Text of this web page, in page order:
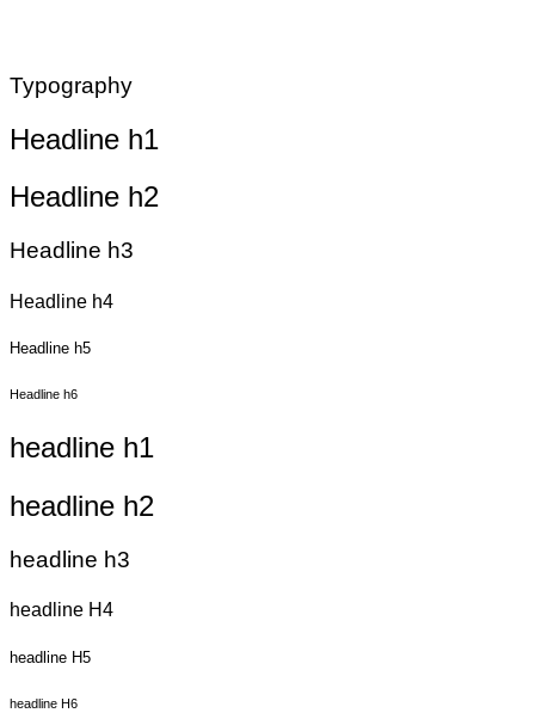
Typography
Headline h1
Headline h2
Headline h3
Headline h4
Headline h5
Headline h6
headline h1
headline h2
headline h3
headline H4
headline H5
headline H6